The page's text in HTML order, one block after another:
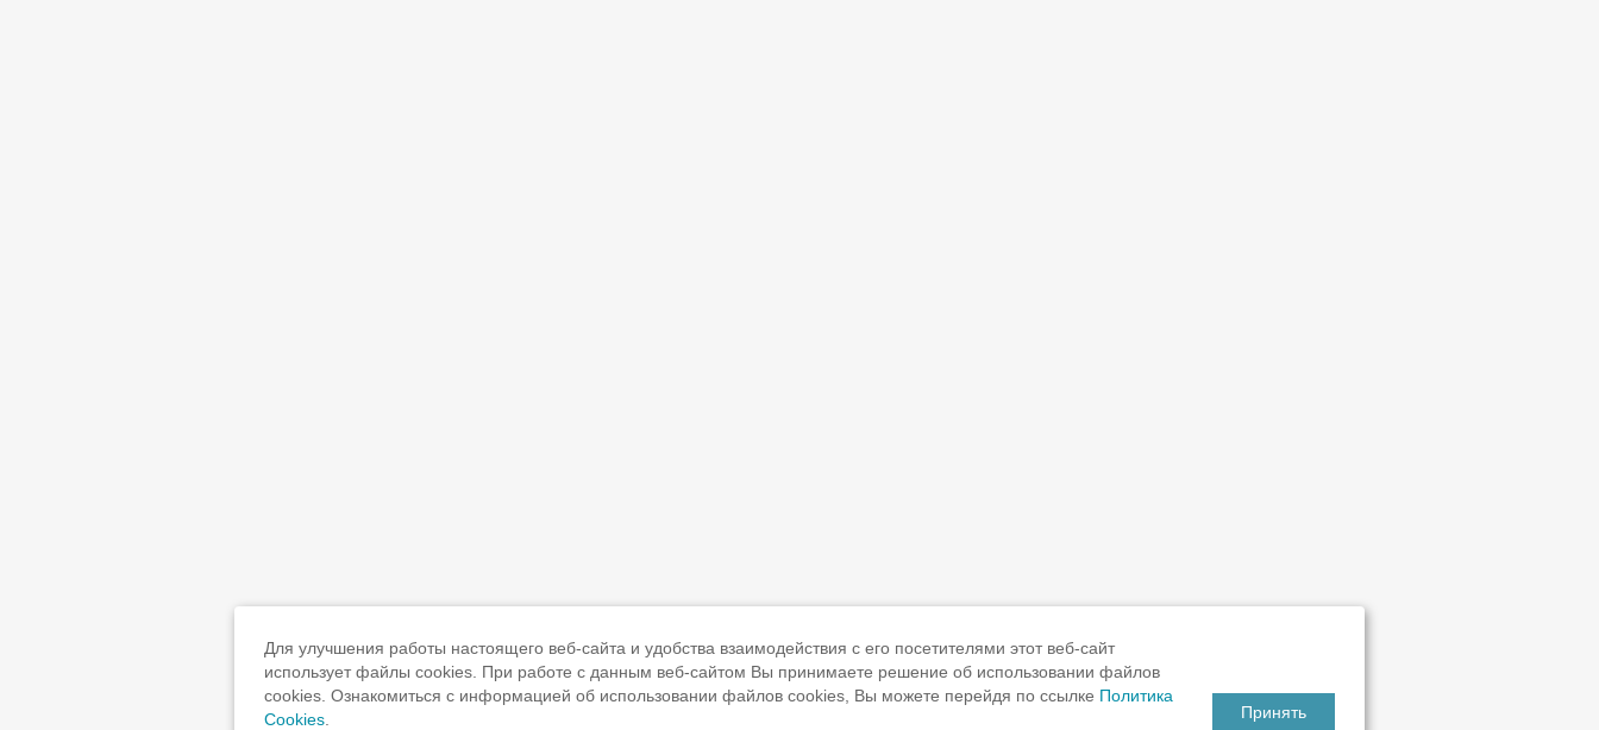
Для улучшения работы настоящего веб-сайта и удобства взаимодействия с его посетителями этот веб-сайт
использует файлы cookies. При работе с данным веб-сайтом Вы принимаете решение об использовании файлов
cookies. Ознакомиться с информацией об использовании файлов cookies, Вы можете перейдя по ссылке Политика
Cookies
Принять